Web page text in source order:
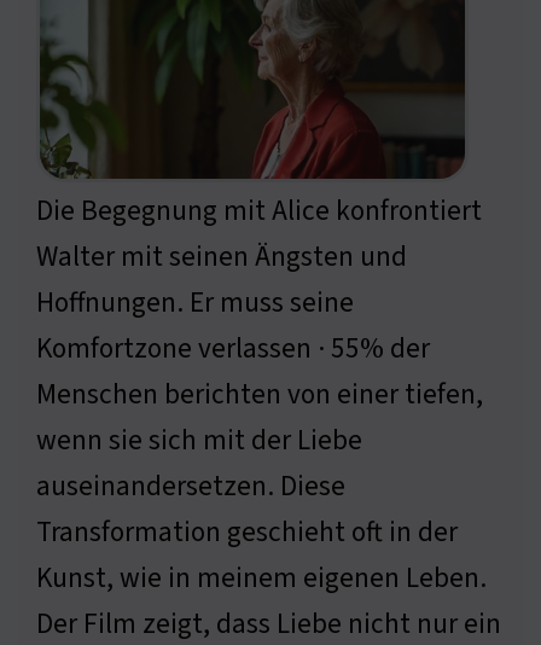
Die Begegnung mit Alice konfrontiert
Walter mit seinen Ängsten und
Hoffnungen. Er muss seine
Komfortzone verlassen · 55% der
Menschen berichten von einer tiefen,
wenn sie sich mit der Liebe
auseinandersetzen. Diese
Transformation geschieht oft in der
Kunst, wie in meinem eigenen Leben.
Der Film zeigt, dass Liebe nicht nur ein